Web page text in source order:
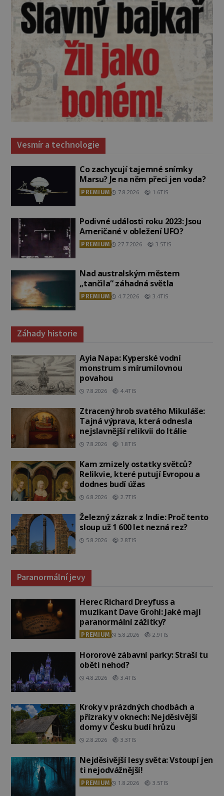
Vesmír a technologie
Co zachycují tajemné snímky
Marsu? Je na něm přeci jen voda?
PREMIUM 7.8.2026 1.6TIS
Podivné události roku 2023: Jsou
Američané v obležení UFO?
PREMIUM 27.7.2026 3.5TIS
Nad australským městem
„tančila“ záhadná světla
PREMIUM 4.7.2026 3.4TIS
Záhady historie
Ayia Napa: Kyperské vodní
monstrum s mírumilovnou
povahou
7.8.2026 4.4TIS
Ztracený hrob svatého Mikuláše:
Tajná výprava, která odnesla
nejslavnější relikvii do Itálie
7.8.2026 1.8TIS
Kam zmizely ostatky světců?
Relikvie, které putují Evropou a
dodnes budí úžas
6.8.2026 2.7TIS
Železný zázrak z Indie: Proč tento
sloup už 1 600 let nezná rez?
5.8.2026 2.8TIS
Paranormální jevy
Herec Richard Dreyfuss a
muzikant Dave Grohl: Jaké mají
paranormální zážitky?
PREMIUM 5.8.2026 2.9TIS
Hororové zábavní parky: Straší tu
oběti nehod?
4.8.2026 3.4TIS
Kroky v prázdných chodbách a
přízraky v oknech: Nejděsivější
domy v Česku budí hrůzu
2.8.2026 3.3TIS
Nejděsivější lesy světa: Vstoupí jen
ti nejodvážnější!
PREMIUM 1.8.2026 3.5TIS